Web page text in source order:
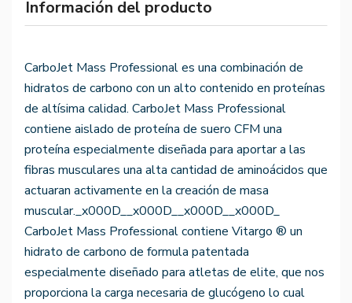
Información del producto
CarboJet Mass Professional es una combinación de
hidratos de carbono con un alto contenido en proteínas
de altísima calidad. CarboJet Mass Professional
contiene aislado de proteína de suero CFM una
proteína especialmente diseñada para aportar a las
fibras musculares una alta cantidad de aminoácidos que
actuaran activamente en la creación de masa
muscular._x000D__x000D__x000D__x000D_
CarboJet Mass Professional contiene Vitargo ® un
hidrato de carbono de formula patentada
especialmente diseñado para atletas de elite, que nos
proporciona la carga necesaria de glucógeno lo cual